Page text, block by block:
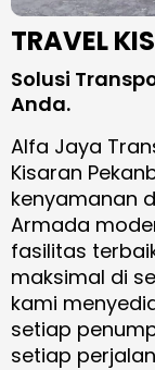
TRAVEL
Solusi
Anda.
Alfa Jaya
Kisaran
kenyamanan
Armada
fasilitas
maksimal di
kami
setiap
setiap